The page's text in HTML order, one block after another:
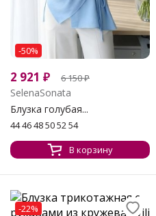
-50%
2 921 ₽ 6 150₽
SelenaSonata
Блузка голубая...
44 46 48 50 52 54
В корзину
-22%